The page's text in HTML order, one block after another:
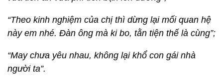
“Theo kinh nghiệm của chị thì dừng lại mối quan hệ
này em nhé. Đàn ông mà ki bo, tằn tiện thế là cùng”;
“May chưa yêu nhau, không lại khổ con gái nhà
người ta”.